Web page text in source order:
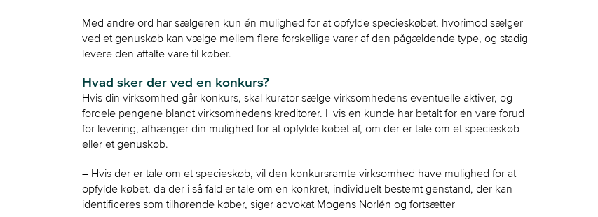
Med andre ord har sælgeren kun én mulighed for at opfylde specieskøbet, hvorimod sælger
ved et genuskøb kan vælge mellem flere forskellige varer af den pågældende type, og stadig
levere den aftalte vare til køber.
Hvad sker der ved en konkurs?
Hvis din virksomhed går konkurs, skal kurator sælge virksomhedens eventuelle aktiver, og
fordele pengene blandt virksomhedens kreditorer. Hvis en kunde har betalt for en vare forud
for levering, afhænger din mulighed for at opfylde købet af, om der er tale om et specieskøb
eller et genuskøb.
– Hvis der er tale om et specieskøb, vil den konkursramte virksomhed have mulighed for at
opfylde købet, da der i så fald er tale om en konkret, individuelt bestemt genstand, der kan
identificeres som tilhørende køber, siger advokat Mogens Norlén og fortsætter